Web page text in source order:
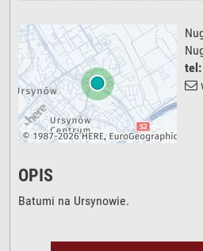
tel:
OPIS
Batumi na Ursynowie.